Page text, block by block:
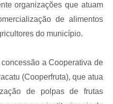
organizações que atuam
de alimentos
do município.
a Cooperativa de
(Cooperfruta), que atua
de polpas de frutas